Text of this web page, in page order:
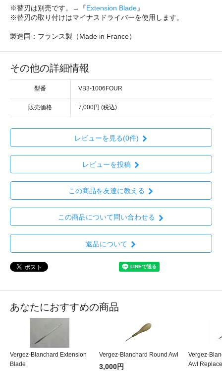
※替刃は別売です。→『Extension Blade』
※替刃の取り付けはマイナスドライバーを使用します。
製造国：フランス製（Made in France）
その他の詳細情報
型番 VB3-1006FOUR
販売価格 7,000円 (税込)
レビューを見る(0件)
レビューを投稿
この商品を友達に教える
この商品について問い合わせる
返品について
あなたにおすすめの商品
Vergez-Blanchard Extension
Blade
Vergez-Blanchard Round Awl
3,000円
Vergez-
Awl